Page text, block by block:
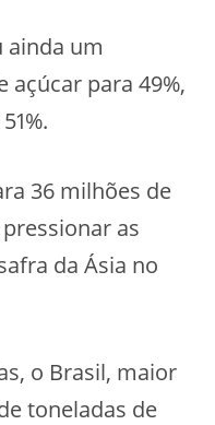
ainda um
açúcar para 49%,
36 milhões de
as
da Ásia no
o Brasil, maior
toneladas de